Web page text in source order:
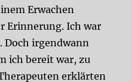
Erwachen
Erinnerung. Ich war
Doch irgendwann
ich bereit war, zu
erklärten